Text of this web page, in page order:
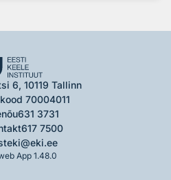
6, 10119 Tallinn
70004011
631 3731
617 7500
eki@eki.ee
App 1.48.0